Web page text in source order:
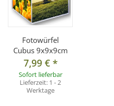
Fotowürfel
Cubus 9x9x9cm
7,99 €*
Sofort lieferbar
Lieferzeit: 1 - 2
Werktage